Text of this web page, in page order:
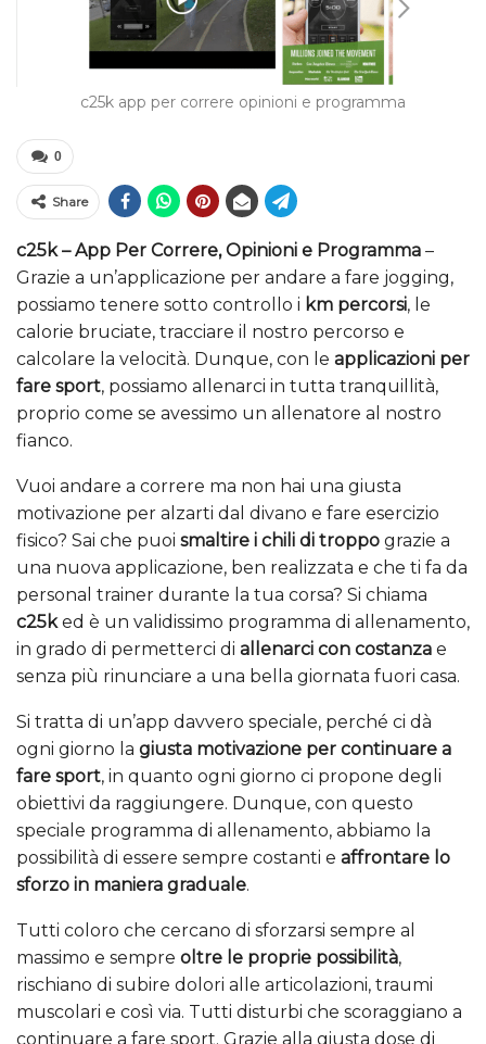
c25k app per correre opinioni e programma
0
Share
c25k – App Per Correre, Opinioni e Programma –
Grazie a un’applicazione per andare a fare jogging,
possiamo tenere sotto controllo i km percorsi, le
calorie bruciate, tracciare il nostro percorso e
calcolare la velocità. Dunque, con le applicazioni per
fare sport, possiamo allenarci in tutta tranquillità,
proprio come se avessimo un allenatore al nostro
fianco.
Vuoi andare a correre ma non hai una giusta
motivazione per alzarti dal divano e fare esercizio
fisico? Sai che puoi smaltire i chili di troppo grazie a
una nuova applicazione, ben realizzata e che ti fa da
personal trainer durante la tua corsa? Si chiama
c25ked è un validissimo programma di allenamento,
in grado di permetterci di allenarci con costanza e
senza più rinunciare a una bella giornata fuori casa.
Si tratta di un’app davvero speciale, perché ci dà
ogni giorno la giusta motivazione per continuare a
fare sport, in quanto ogni giorno ci propone degli
obiettivi da raggiungere. Dunque, con questo
speciale programma di allenamento, abbiamo la
possibilità di essere sempre costanti e affrontare lo
sforzo in maniera graduale.
Tutti coloro che cercano di sforzarsi sempre al
massimo e sempre oltre le proprie possibilità,
rischiano di subire dolori alle articolazioni, traumi
muscolari e così via. Tutti disturbi che scoraggiano a
continuare a fare sport. Grazie alla giusta dose di